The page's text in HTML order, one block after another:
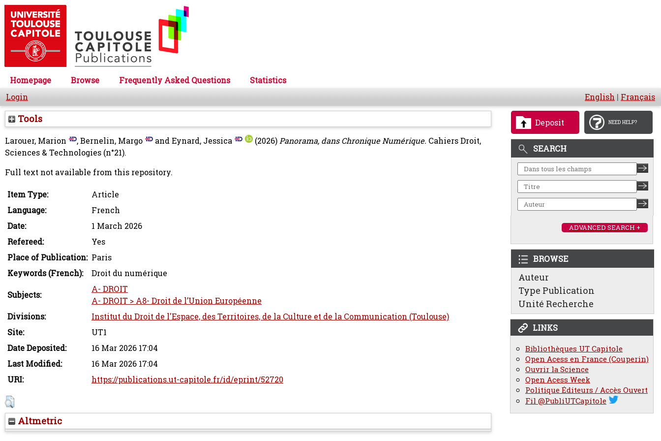
Homepage Browse Frequently Asked Questions
Statistics
Login
English | Français
Deposit NEED HELP?
SEARCH
ADVANCED SEARCH +
BROWSE
Auteur
Type Publication
Unité Recherche
LINKS
Bibliothèques UT Capitole
Open Acess en France (Couperin)
Ouvrir la Science
Open Acess Week
Politique Éditeurs / Accès Ouvert
Fil @PubliUTCapitole
Tools
Larouer, Marion ,Bernelin, Margo andEynard, Jessica (2026)Panorama, dans Chronique Numérique. Cahiers Droit,
Sciences & Technologies (n°21).
Full text not available from this repository.
Item Type:
Article
Language:
French
Date:
1 March 2026
Refereed:
Yes
Place of Publication: Paris
Keywords (French):
Droit du numérique
Subjects:
A- DROIT
A- DROIT > A8- Droit de l’Union Européenne
Divisions:
Institut du Droit de l'Espace, des Territoires, de la Culture et de la Communication (Toulouse)
Site:
UT1
Date Deposited:
16 Mar 2026 17:04
Last Modified:
16 Mar 2026 17:04
URI:
https://publications.ut-capitole.fr/id/eprint/52720
Altmetric